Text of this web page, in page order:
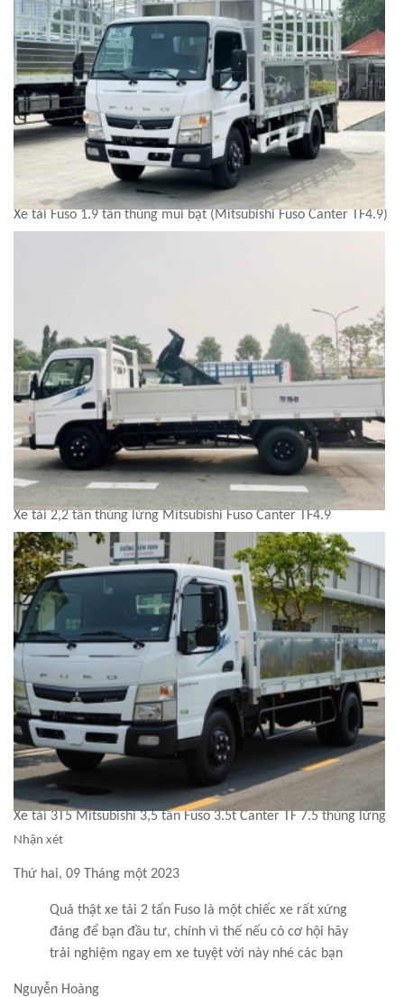
Xe tải Fuso 1.9 tấn thùng mui bạt (Mitsubishi Fuso Canter TF4.9)
Xe tải 2,2 tấn thùng lửng Mitsubishi Fuso Canter TF4.9
Xe tải 3T5 Mitsubishi 3,5 tấn Fuso 3.5t Canter TF 7.5 thùng lửng
Nhận xét
Thứ hai, 09 Tháng một 2023
Quả thật xe tải 2 tấn Fuso là một chiếc xe rất xứng
đáng để bạn đầu tư, chính vì thế nếu có cơ hội hãy
trải nghiệm ngay em xe tuyệt vời này nhé các bạn
Nguyễn Hoàng